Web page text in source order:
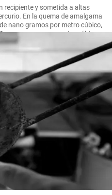
recipiente y sometida a altas
En la quema de amalgama
nano gramos por metro cúbico,
nano gramos por metro cúbico.